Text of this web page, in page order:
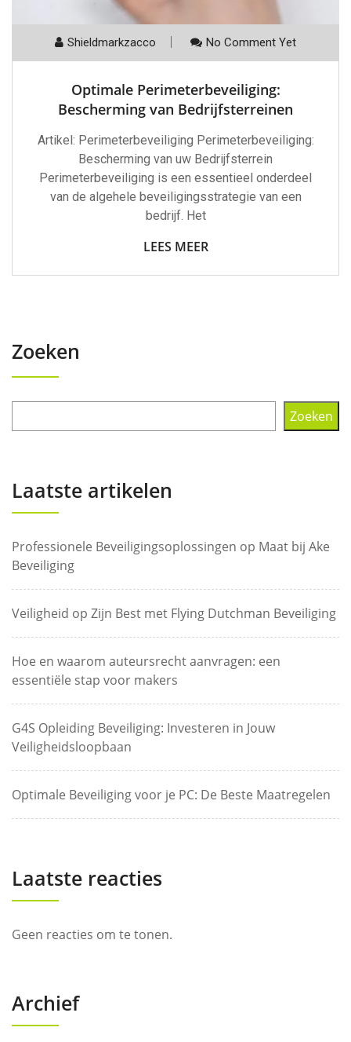
Shieldmarkzacco No Comment Yet
Optimale Perimeterbeveiliging:
Bescherming van Bedrijfsterreinen
Artikel: Perimeterbeveiliging Perimeterbeveiliging:
Bescherming van uw Bedrijfsterrein
Perimeterbeveiliging is een essentieel onderdeel
van de algehele beveiligingsstrategie van een
bedrijf. Het
LEES MEER
Zoeken
Zoeken
Laatste artikelen
Professionele Beveiligingsoplossingen op Maat bij Ake
Beveiliging
Veiligheid op Zijn Best met Flying Dutchman Beveiliging
Hoe en waarom auteursrecht aanvragen: een
essentiële stap voor makers
G4S Opleiding Beveiliging: Investeren in Jouw
Veiligheidsloopbaan
Optimale Beveiliging voor je PC: De Beste Maatregelen
Laatste reacties
Geen reacties om te tonen.
Archief